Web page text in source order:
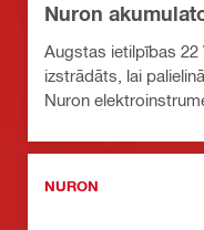
Nuron
Augstas ietilpības 22
izstrādāts, lai
Nuron
NURON